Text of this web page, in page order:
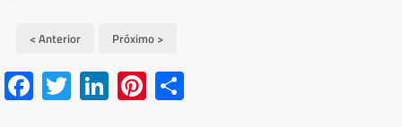
< Anterior Próximo >
FacebookTwitter LinkedIn PinterestShare